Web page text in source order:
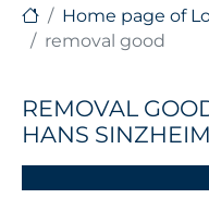
Home page of
removal good
REMOVAL
HANS